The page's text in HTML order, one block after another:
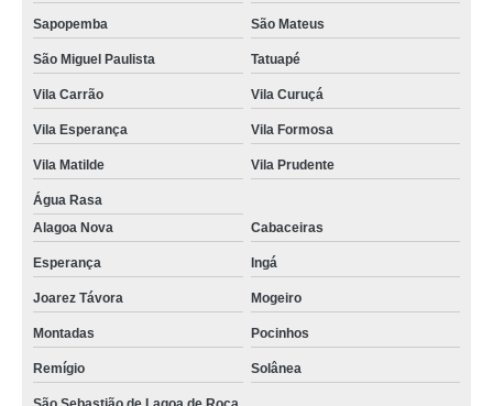
Sapopemba São Mateus
São Miguel Paulista Tatuapé
Vila Carrão Vila Curuçá
Vila Esperança Vila Formosa
Vila Matilde Vila Prudente
Água Rasa
Alagoa Nova
Cabaceiras
Esperança Ingá
Joarez Távora Mogeiro
Montadas Pocinhos
Remígio Solânea